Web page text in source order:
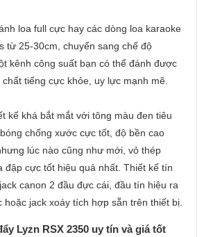
loa full cực hay các dòng loa karaoke
từ 25-30cm, chuyển sang chế độ
kênh công suất bạn có thể đánh được
tiếng cực khỏe, uy lực mạnh mẽ.
kế khá bắt mắt với tông màu đen tiêu
chống xước cực tốt, độ bền cao
lúc nào cũng như mới, vỏ thép
đập cực tốt hiệu quả nhất. Thiết kế tín
canon 2 đầu đực cái, đầu tín hiệu ra
hoặc jack xoáy tích hợp sẵn trên thiết bị.
Lyzn RSX 2350 uy tín và giá tốt